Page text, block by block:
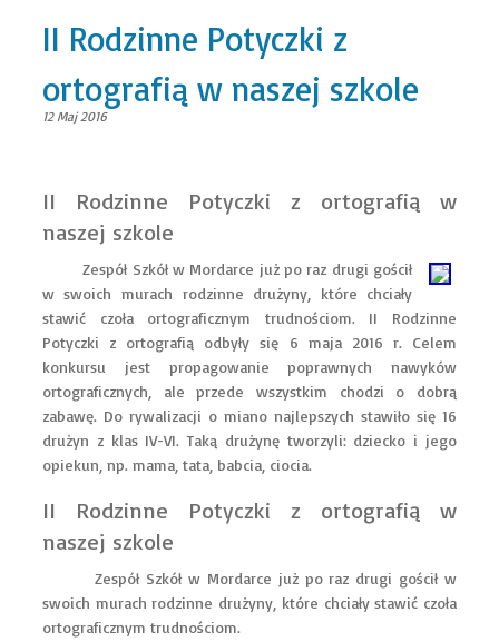
II Rodzinne Potyczki z
ortografią w naszej szkole
12 Maj 2016
II Rodzinne Potyczki z ortografią w
naszej szkole
Zespół Szkół w Mordarce już po raz drugi gościł
w swoich murach rodzinne drużyny, które chciały
stawić czoła ortograficznym trudnościom. II Rodzinne
Potyczki z ortografią odbyły się 6 maja 2016 r. Celem
konkursu jest propagowanie poprawnych nawyków
ortograficznych, ale przede wszystkim chodzi o dobrą
zabawę. Do rywalizacji o miano najlepszych stawiło się 16
drużyn z klas IV-VI. Taką drużynę tworzyli: dziecko i jego
opiekun, np. mama, tata, babcia, ciocia.
II Rodzinne Potyczki z ortografią w
naszej szkole
Zespół Szkół w Mordarce już po raz drugi gościł w
swoich murach rodzinne drużyny, które chciały stawić czoła
ortograficznym trudnościom.